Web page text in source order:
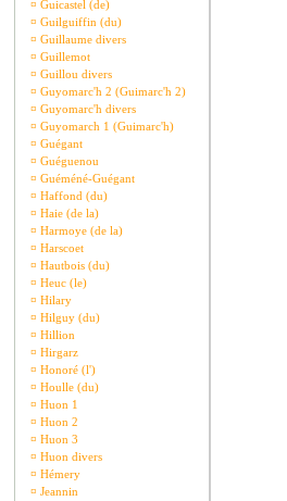
¤ Guicastel (de)
¤ Guilguiffin (du)
¤ Guillaume divers
¤ Guillemot
¤ Guillou divers
¤ Guyomarc'h 2 (Guimarc'h 2)
¤ Guyomarc'h divers
¤ Guyomarch 1 (Guimarc'h)
¤ Guégant
¤ Guéguenou
¤ Guéméné-Guégant
¤ Haffond (du)
¤ Haie (de la)
¤ Harmoye (de la)
¤ Harscoet
¤ Hautbois (du)
¤ Heuc (le)
¤ Hilary
¤ Hilguy (du)
¤ Hillion
¤ Hirgarz
¤ Honoré (l')
¤ Houlle (du)
¤ Huon 1
¤ Huon 2
¤ Huon 3
¤ Huon divers
¤ Hémery
¤ Jeannin